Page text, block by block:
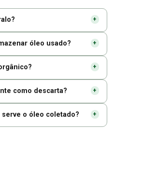
óleo usado?
como descarta?
serve o óleo coletado?